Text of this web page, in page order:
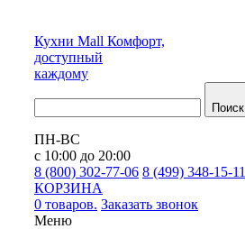
Кухни Mall Комфорт,
доступный
каждому
Поиск
ПН-ВС
с 10:00 до 20:00
8 (800) 302-77-06 8 (499) 348-15-11
КОРЗИНА
0 товаров. Заказать звонок
Меню